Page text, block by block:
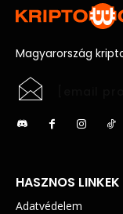
Magyarország
HASZNOS LINKEK
Adatvédelem